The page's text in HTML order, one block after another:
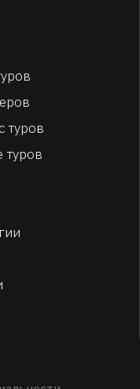
туров
туров